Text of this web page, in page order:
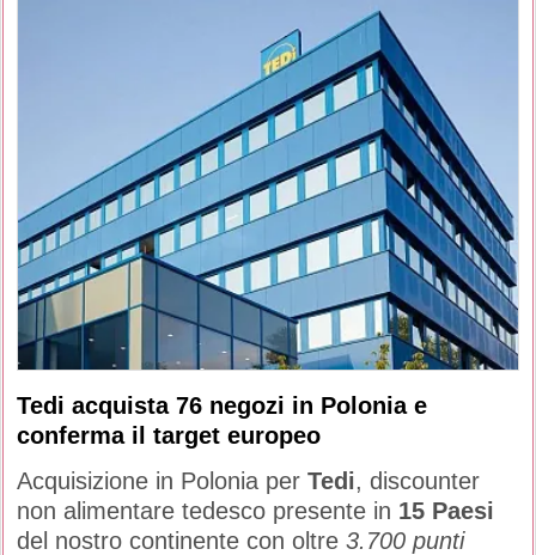
Tedi acquista 76 negozi in Polonia e
conferma il target europeo
Acquisizione in Polonia per Tedi, discounter
non alimentare tedesco presente in 15 Paesi
del nostro continente con oltre 3.700 punti